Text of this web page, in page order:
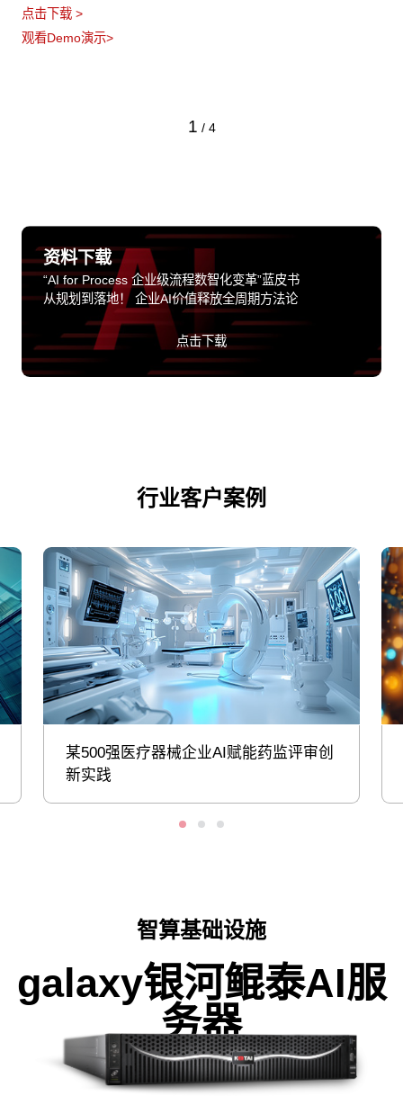
点击下载 >
观看Demo演示>
1 / 4
资料下载
“AI for Process 企业级流程数智化变革”蓝皮书
从规划到落地！ 企业AI价值释放全周期方法论
点击下载
行业客户案例
某500强医疗器械企业AI赋能药监评审创
新实践
智算基础设施
galaxy银河鲲泰AI服
务器